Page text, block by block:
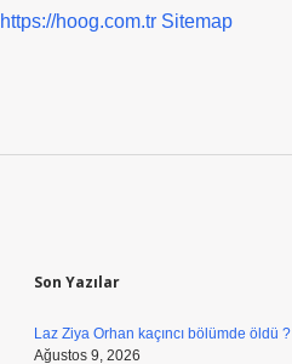
https://hoog.com.tr Sitemap
Son Yazılar
Laz Ziya Orhan kaçıncı bölümde öldü ?
Ağustos 9, 2026